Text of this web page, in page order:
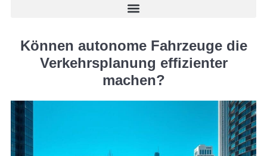
Können autonome Fahrzeuge die
Verkehrsplanung effizienter
machen?